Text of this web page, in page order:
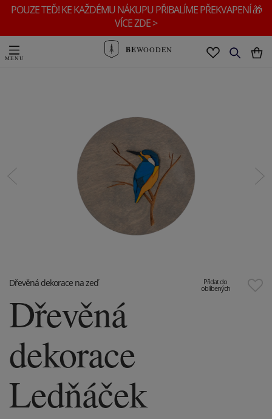
POUZE TEĎ! KE KAŽDÉMU NÁKUPU PŘIBALÍME PŘEKVAPENÍ 🎁
VÍCE ZDE >
BEWOODEN
Přidat do
oblíbených
Dřevěná dekorace na zeď
Dřevěná
dekorace
Ledňáček